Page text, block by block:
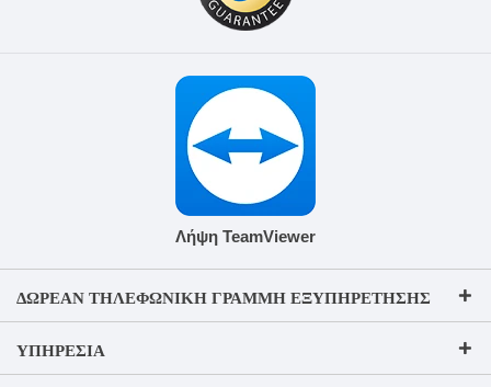
Λήψη TeamViewer
ΔΩΡΕΆΝ ΤΗΛΕΦΩΝΙΚΉ ΓΡΑΜΜΉ ΕΞΥΠΗΡΈΤΗΣΗΣ
ΥΠΗΡΕΣΊΑ